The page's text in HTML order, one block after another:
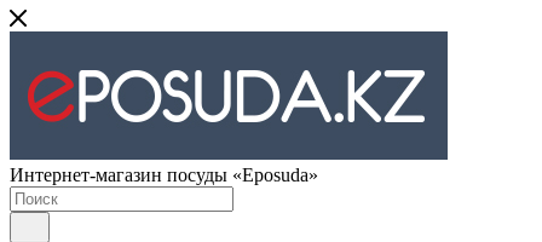
Интернет-магазин посуды «Eposuda»